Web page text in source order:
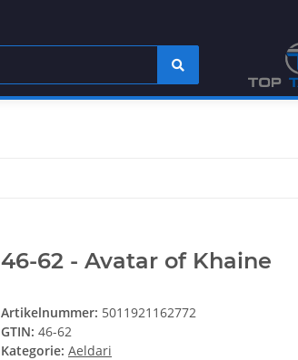
46-62 - Avatar of Khaine
Artikelnummer: 5011921162772
GTIN: 46-62
Kategorie: Aeldari